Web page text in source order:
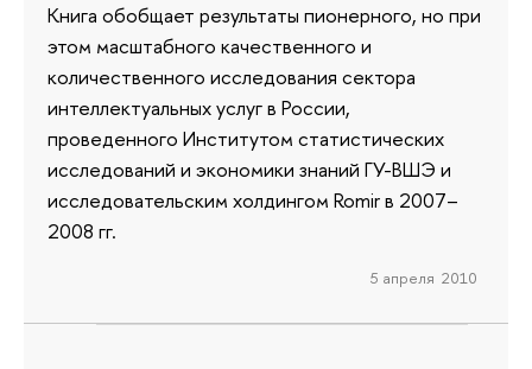
Книга обобщает результаты пионерного, но при
этом масштабного качественного и
количественного исследования сектора
интеллектуальных услуг в России,
проведенного Институтом статистических
исследований и экономики знаний ГУ-ВШЭ и
исследовательским холдингом Romir в 2007–
2008 гг.
5 апреля 2010